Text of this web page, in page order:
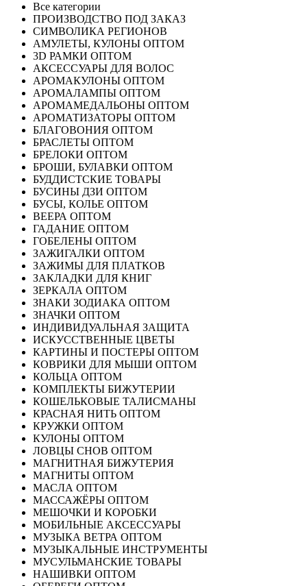
Все категории
ПРОИЗВОДСТВО ПОД ЗАКАЗ
СИМВОЛИКА РЕГИОНОВ
АМУЛЕТЫ, КУЛОНЫ ОПТОМ
3D РАМКИ ОПТОМ
АКСЕССУАРЫ ДЛЯ ВОЛОС
АРОМАКУЛОНЫ ОПТОМ
АРОМАЛАМПЫ ОПТОМ
АРОМАМЕДАЛЬОНЫ ОПТОМ
АРОМАТИЗАТОРЫ ОПТОМ
БЛАГОВОНИЯ ОПТОМ
БРАСЛЕТЫ ОПТОМ
БРЕЛОКИ ОПТОМ
БРОШИ, БУЛАВКИ ОПТОМ
БУДДИСТСКИЕ ТОВАРЫ
БУСИНЫ ДЗИ ОПТОМ
БУСЫ, КОЛЬЕ ОПТОМ
ВЕЕРА ОПТОМ
ГАДАНИЕ ОПТОМ
ГОБЕЛЕНЫ ОПТОМ
ЗАЖИГАЛКИ ОПТОМ
ЗАЖИМЫ ДЛЯ ПЛАТКОВ
ЗАКЛАДКИ ДЛЯ КНИГ
ЗЕРКАЛА ОПТОМ
ЗНАКИ ЗОДИАКА ОПТОМ
ЗНАЧКИ ОПТОМ
ИНДИВИДУАЛЬНАЯ ЗАЩИТА
ИСКУССТВЕННЫЕ ЦВЕТЫ
КАРТИНЫ И ПОСТЕРЫ ОПТОМ
КОВРИКИ ДЛЯ МЫШИ ОПТОМ
КОЛЬЦА ОПТОМ
КОМПЛЕКТЫ БИЖУТЕРИИ
КОШЕЛЬКОВЫЕ ТАЛИСМАНЫ
КРАСНАЯ НИТЬ ОПТОМ
КРУЖКИ ОПТОМ
КУЛОНЫ ОПТОМ
ЛОВЦЫ СНОВ ОПТОМ
МАГНИТНАЯ БИЖУТЕРИЯ
МАГНИТЫ ОПТОМ
МАСЛА ОПТОМ
МАССАЖЁРЫ ОПТОМ
МЕШОЧКИ И КОРОБКИ
МОБИЛЬНЫЕ АКСЕССУАРЫ
МУЗЫКА ВЕТРА ОПТОМ
МУЗЫКАЛЬНЫЕ ИНСТРУМЕНТЫ
МУСУЛЬМАНСКИЕ ТОВАРЫ
НАШИВКИ ОПТОМ